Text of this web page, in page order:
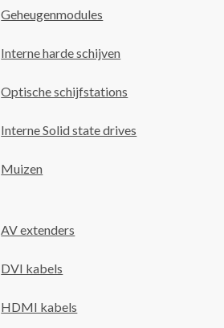
Geheugenmodules
Interne harde schijven
Optische schijfstations
Interne Solid state drives
Muizen
AV extenders
DVI kabels
HDMI kabels